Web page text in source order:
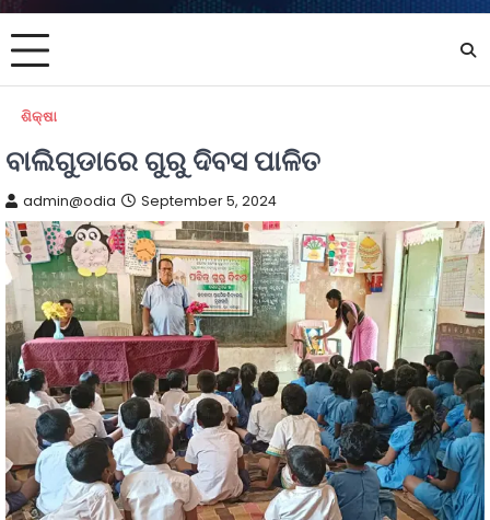
ଶିକ୍ଷା
ବାଲିଗୁଡାରେ ଗୁରୁ ଦିବସ ପାଳିତ
admin@odia September 5, 2024